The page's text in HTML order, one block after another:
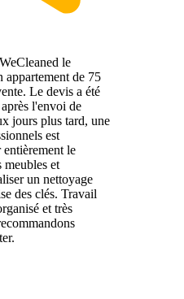
le
appartement de 75
Le devis a été
l'envoi de
jours plus tard, une
est
le
meubles et
un nettoyage
des clés. Travail
et très